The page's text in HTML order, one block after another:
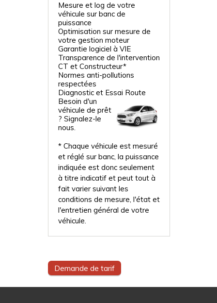
Mesure et log de votre
véhicule sur banc de
puissance
Optimisation sur mesure de
votre gestion moteur
Garantie logiciel à VIE
Transparence de l'intervention
CT et Constructeur*
Normes anti-pollutions
respectées
Diagnostic et Essai Route
Besoin d'un
véhicule de prêt
? Signalez-le
nous.
* Chaque véhicule est mesuré
et réglé sur banc, la puissance
indiquée est donc seulement
à titre indicatif et peut tout à
fait varier suivant les
conditions de mesure, l'état et
l'entretien général de votre
véhicule.
Demande de tarif